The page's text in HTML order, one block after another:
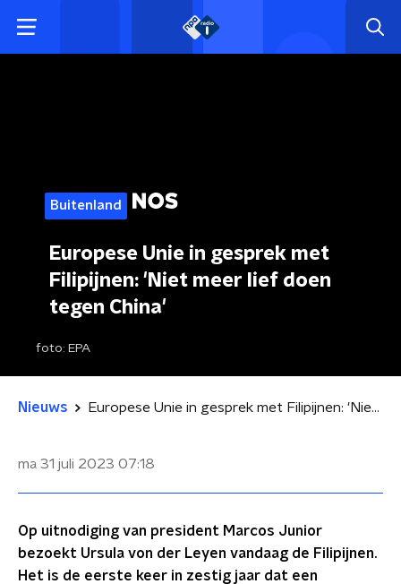
Buitenland
Europese Unie in gesprek met
Filipijnen: 'Niet meer lief doen
tegen China'
foto: EPA
Nieuws Europese Unie in gesprek met Filipijnen: 'Niet meer lief doen tegen China'
ma 31 juli 2023 07:18
Op uitnodiging van president Marcos Junior
bezoekt Ursula von der Leyen vandaag de Filipijnen.
Het is de eerste keer in zestig jaar dat een